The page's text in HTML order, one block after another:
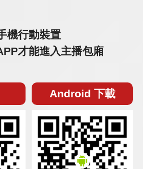
機行動裝置
才能進入主播包廂
Android 下載